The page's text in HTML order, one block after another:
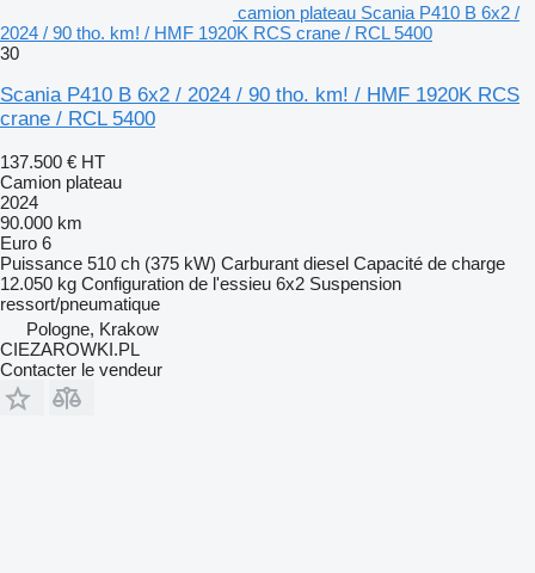
camion plateau Scania P410 B 6x2 /
2024 / 90 tho. km! / HMF 1920K RCS crane / RCL 5400
30
Scania P410 B 6x2 / 2024 / 90 tho. km! / HMF 1920K RCS
crane / RCL 5400
137.500 € HT
Camion plateau
2024
90.000 km
Euro 6
Puissance 510 ch (375 kW) Carburant diesel Capacité de charge
12.050 kg Configuration de l'essieu 6x2 Suspension
ressort/pneumatique
Pologne, Krakow
CIEZAROWKI.PL
Contacter le vendeur